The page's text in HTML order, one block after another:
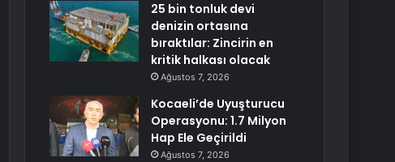
25 bin tonluk devi
denizin ortasına
bıraktılar: Zincirin en
kritik halkası olacak
Ağustos 7, 2026
Kocaeli’de Uyuşturucu
Operasyonu: 1.7 Milyon
Hap Ele Geçirildi
Ağustos 7, 2026